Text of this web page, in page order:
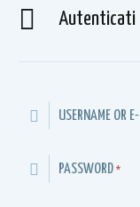
Autenticati
USERNAME OR
PASSWORD *